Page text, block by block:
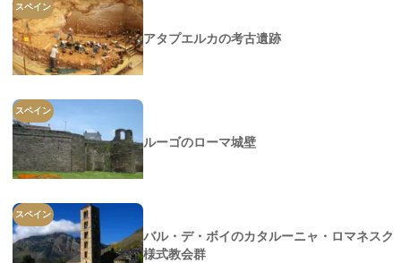
スペイン
アタプエルカの考古遺跡
スペイン
ルーゴのローマ城壁
スペイン
バル・デ・ボイのカタルーニャ・ロマネスク
様式教会群